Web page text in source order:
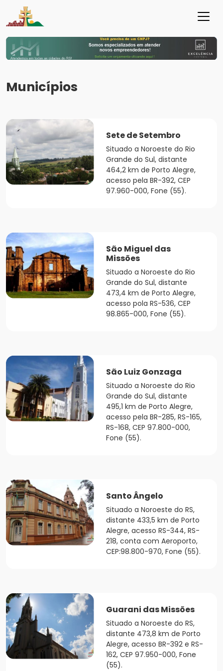
Municípios
Sete de Setembro
Situado a Noroeste do Rio
Grande do Sul, distante
464,2 km de Porto Alegre,
acesso pela BR-392, CEP
97.960-000, Fone (55).
São Miguel das
Missões
Situado a Noroeste do Rio
Grande do Sul, distante
473,4 km de Porto Alegre,
acesso pola RS-536, CEP
98.865-000, Fone (55).
São Luiz Gonzaga
Situado a Noroeste do Rio
Grande do Sul, distante
495,1 km de Porto Alegre,
acesso pela BR-285, RS-165,
RS-168, CEP 97.800-000,
Fone (55).
Santo Ângelo
Situado a Noroeste do RS,
distante 433,5 km de Porto
Alegre, acesso RS-344, RS-
218, conta com Aeroporto,
CEP:98.800-970, Fone (55).
Guarani das Missões
Situado a Noroeste do RS,
distante 473,8 km de Porto
Alegre, acesso BR-392 e RS-
162, CEP 97.950-000, Fone
(55).